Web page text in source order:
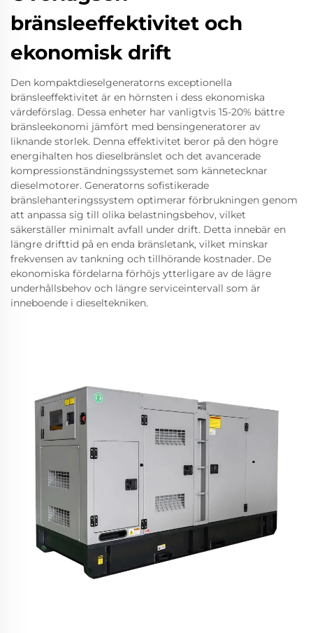
bränsleeffektivitet och
ekonomisk drift
Den kompaktdieselgeneratorns exceptionella
bränsleeffektivitet är en hörnsten i dess ekonomiska
värdeförslag. Dessa enheter har vanligtvis 15-20% bättre
bränsleekonomi jämfört med bensingeneratorer av
liknande storlek. Denna effektivitet beror på den högre
energihalten hos dieselbränslet och det avancerade
kompressionständningssystemet som kännetecknar
dieselmotorer. Generatorns sofistikerade
bränslehanteringssystem optimerar förbrukningen genom
att anpassa sig till olika belastningsbehov, vilket
säkerställer minimalt avfall under drift. Detta innebär en
längre drifttid på en enda bränsletank, vilket minskar
frekvensen av tankning och tillhörande kostnader. De
ekonomiska fördelarna förhöjs ytterligare av de lägre
underhållsbehov och längre serviceintervall som är
inneboende i dieseltekniken.